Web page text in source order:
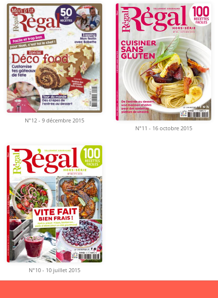
N°12 - 9 décembre 2015
N°11 - 16 octobre 2015
N°10 - 10 juillet 2015